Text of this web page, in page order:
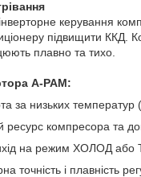
керування
підвищити ККД.
плавно та тихо.
A-PAM:
за низьких температур
компресора та
на режим ХОЛОД або
точність і плавність